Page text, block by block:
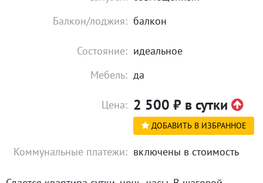
Балкон/лоджия: балкон
Состояние: идеальное
Мебель: да
Цена: 2 500 ₽ в сутки
ДОБАВИТЬ В ИЗБРАННОЕ
Коммунальные платежи: включены в стоимость